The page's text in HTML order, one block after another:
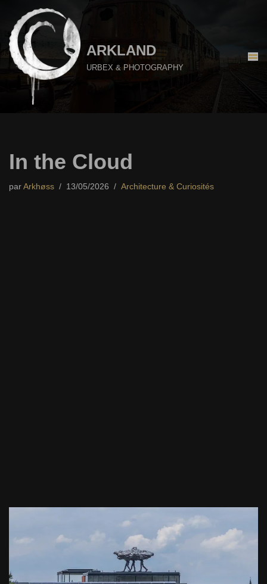
Aller
au
contenu
ARKLAND
URBEX & PHOTOGRAPHY
In the Cloud
par Arkhøss 13/05/2026 Architecture & Curiosités